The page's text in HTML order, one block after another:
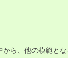
ら、他の模範と